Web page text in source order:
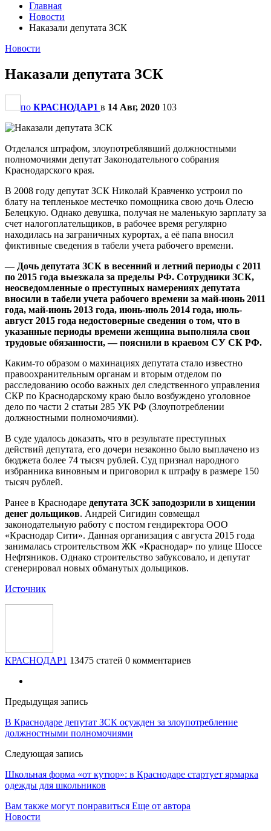
Главная
Новости
Наказали депутата ЗСК
Новости
Наказали депутата ЗСК
по КРАСНОДАР1 в 14 Авг, 2020 103
Отделался штрафом, злоупотреблявший должностными
полномочиями депутат Законодательного собрания
Краснодарского края.
В 2008 году депутат ЗСК Николай Кравченко устроил по
блату на тепленькое местечко помощника свою дочь Олесю
Белецкую. Однако девушка, получая не маленькую зарплату за
счет налогоплательщиков, в рабочее время регулярно
находилась на заграничных курортах, а её папа вносил
фиктивные сведения в табели учета рабочего времени.
— Дочь депутата ЗСК в весенний и летний периоды с 2011
по 2015 года выезжала за пределы РФ. Сотрудники ЗСК,
неосведомленные о преступных намерениях депутата
вносили в табели учета рабочего времени за май-июнь 2011
года, май-июнь 2013 года, июнь-июль 2014 года, июль-
август 2015 года недостоверные сведения о том, что в
указанные периоды времени женщина выполняла свои
трудовые обязанности, — пояснили в краевом СУ СК РФ.
Каким-то образом о махинациях депутата стало известно
правоохранительным органам и вторым отделом по
расследованию особо важных дел следственного управления
СКР по Краснодарскому краю было возбуждено уголовное
дело по части 2 статьи 285 УК РФ (Злоупотреблении
должностными полномочиями).
В суде удалось доказать, что в результате преступных
действий депутата, его дочери незаконно было выплачено из
бюджета более 74 тысяч рублей. Суд признал народного
избранника виновным и приговорил к штрафу в размере 150
тысяч рублей.
Ранее в Краснодаре депутата ЗСК заподозрили в хищении
денег дольщиков. Андрей Сигидин совмещал
законодательную работу с постом гендиректора ООО
«Краснодар Сити». Данная организация с августа 2015 года
занималась строительством ЖК «Краснодар» по улице Шоссе
Нефтяников. Однако строительство забуксовало, и депутат
сгенерировал новых обманутых дольщиков.
Источник
КРАСНОДАР1 13475 статей 0 комментариев
Предыдущая запись
В Краснодаре депутат ЗСК осужден за злоупотребление
должностными полномочиями
Следующая запись
Школьная форма «от кутюр»: в Краснодаре стартует ярмарка
одежды для школьников
Вам также могут понравиться Еще от автора
Новости